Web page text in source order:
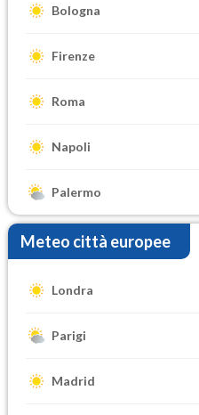
Bologna
Firenze
Roma
Napoli
Palermo
Meteo città europee
Londra
Parigi
Madrid